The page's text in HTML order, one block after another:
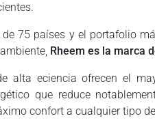
75 países y el portafolio
Rheem es la marca
alta eciencia ofrecen el
que reduce
confort a cualquier tipo